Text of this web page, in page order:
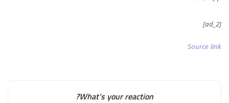
[ad_2]
Source link
What’s your reaction?